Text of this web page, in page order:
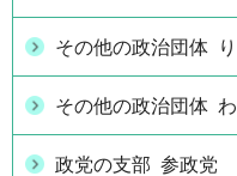
その他の政治団体 り
その他の政治団体 わ
政党の支部 参政党